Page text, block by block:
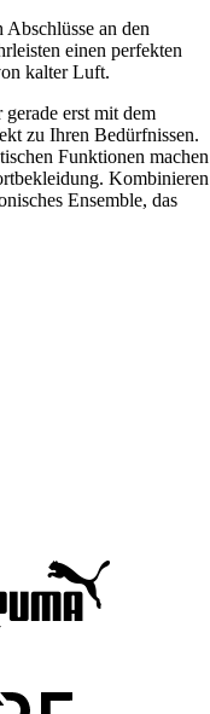
Abschlüsse an den
einen perfekten
kalter Luft.
erst mit dem
zu Ihren Bedürfnissen.
Funktionen machen
Kombinieren
Ensemble, das